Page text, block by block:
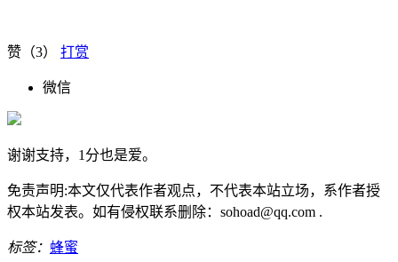
赞（3） 打赏
微信
谢谢支持，1分也是爱。
免责声明:本文仅代表作者观点，不代表本站立场，系作者授
权本站发表。如有侵权联系删除：sohoad@qq.com .
标签： 蜂蜜